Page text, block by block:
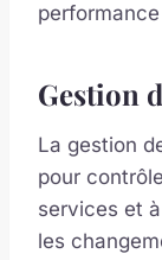
Gestion
La gestion
pour
services et
les